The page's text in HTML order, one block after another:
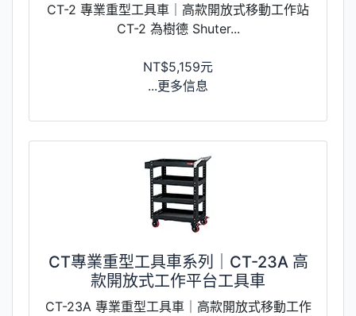
CT-2 專業重型工具車｜高款開放式移動工作站
CT-2 為樹德 Shuter...
NT$5,159元
...更多信息
CT專業重型工具車系列｜CT-23A 高
款開放式工作平台工具車
CT-23A 專業重型工具車｜高款開放式移動工作